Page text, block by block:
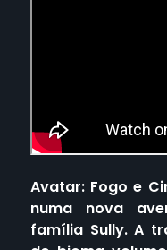
Avatar: Fogo e
numa nova
família Sully. A